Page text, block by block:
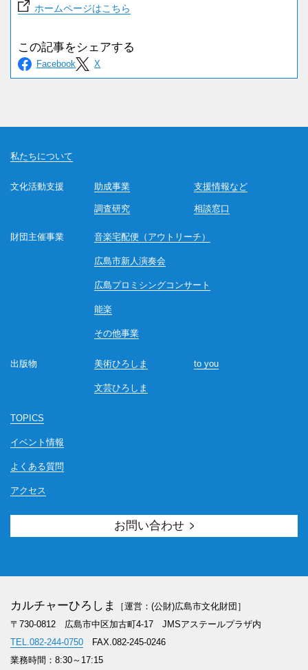
ホームページはこちら
私たちについて
文化活動支援 助成事業
調査研究 相談窓口
支援情報など
財団主催事業 音楽宅配便（アウトリーチ）
広島市新人演奏会
広島プロミシングコンサート
能楽
その他事業
出版物 美術ひろしま
文芸ひろしま
to you
TOPICS
イベント情報
よくある質問
アクセス
お問い合わせ
カルチャーひろしま
［運営：(公財)広島市文化財団］
〒730-0812 広島市中区加古町4-17 JMSアステールプラザ内
TEL.082-244-0750FAX.082-245-0246
業務時間：8:30～17:15